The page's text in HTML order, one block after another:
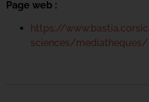
Page web :
https://
sciences/mediatheques/